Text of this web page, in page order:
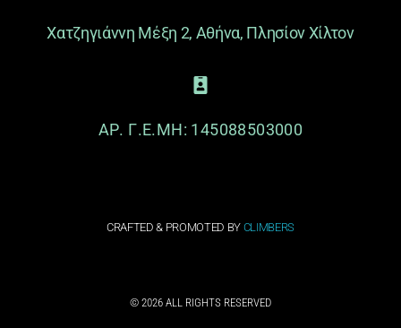
Χατζηγιάννη Μέξη 2, Αθήνα, Πλησίον Χίλτον
ΑΡ. Γ.Ε.ΜΗ: 145088503000
CRAFTED & PROMOTED BY CLIMBERS
© 2026 ALL RIGHTS RESERVED​